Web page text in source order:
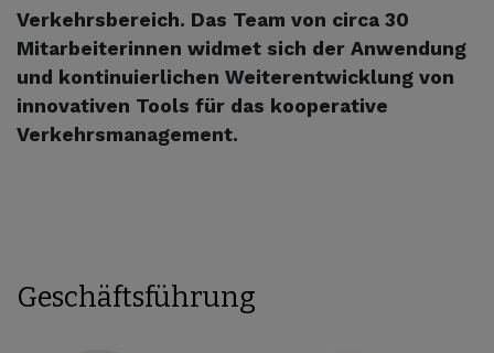
Verkehrsbereich. Das Team von circa 30
Mitarbeiterinnen widmet sich der Anwendung
und kontinuierlichen Weiterentwicklung von
innovativen Tools für das kooperative
Verkehrsmanagement.
Geschäftsführung